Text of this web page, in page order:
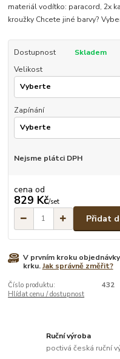
materiál vodítko: paracord, 2x
kroužky Chcete jiné barvy?
Dostupnost
Skladem
Velikost
Zapínání
Nejsme plátci DPH
cena od
829 Kč/set
Přidat
V prvním kroku
krku.Jak správně změřit?
Číslo produktu:
432
Hlídat cenu / dostupnost
Ruční výroba
poctivá česká ruční